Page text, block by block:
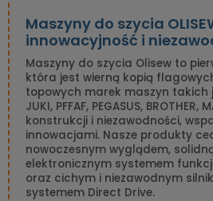
Maszyny do szycia
innowacyjność i
Maszyny do szycia Olisew to
która jest wierną kopią
topowych marek maszyn takich
JUKI, PFFAF, PEGASUS,
konstrukcji i niezawodności,
innowacjami. Nasze produkty
nowoczesnym wyglądem,
elektronicznym systemem
oraz cichym i niezawodnym
systemem Direct Drive.